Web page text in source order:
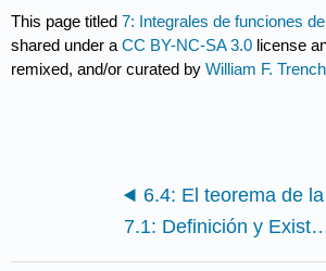
This page titled7: Integrales de funciones
shared under aCC BY-NC-SA 3.0 license
remixed, and/or curated byWilliam F. Trench
7.1: Definición y Existencia de